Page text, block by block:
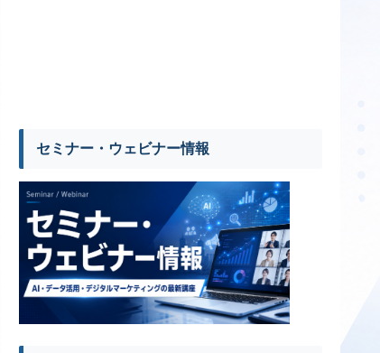
セミナー・ウェビナー情報